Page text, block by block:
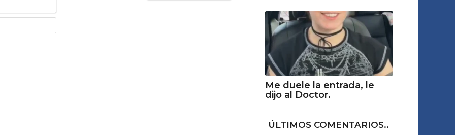
Me duele la entrada, le
dijo al Doctor.
ÚLTIMOS COMENTARIOS..